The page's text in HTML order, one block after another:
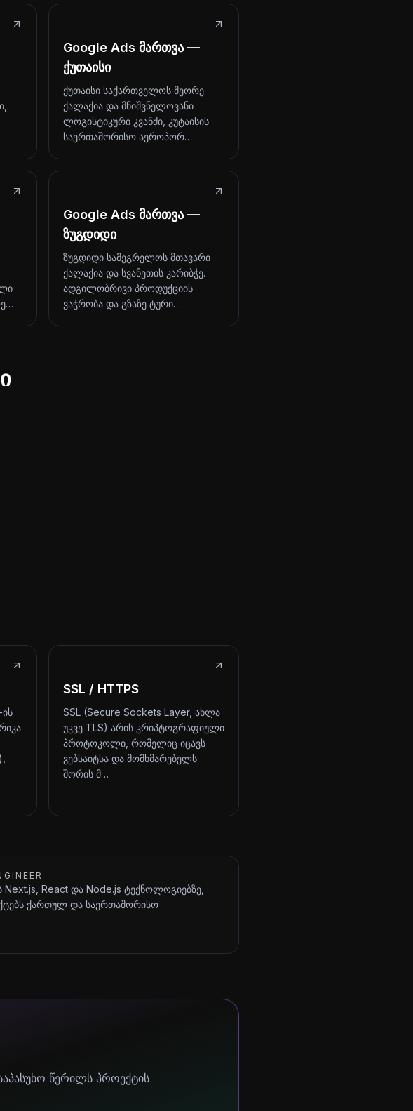
Google Ads მართვა —
ქუთაისი
ქუთაისი საქართველოს მეორე
ქალაქია და მნიშვნელოვანი
ლოგისტიკური კვანძი, კუტაისის
საერთაშორისო აეროპორ…
Google Ads მართვა —
ზუგდიდი
ზუგდიდი სამეგრელოს მთავარი
ქალაქია და სვანეთის კარიბჭე.
ადგილობრივი პროდუქციის
ვაჭრობა და გზაზე ტური…
SSL / HTTPS
SSL (Secure Sockets Layer, ახლა
უკვე TLS) არის კრიპტოგრაფიული
პროტოკოლი, რომელიც იცავს
ვებსაიტსა და მომხმარებელს
შორის მ…
React და Node.js ტექნოლოგიებზე,
ქართულ და საერთაშორისო
წერილს პროექტის